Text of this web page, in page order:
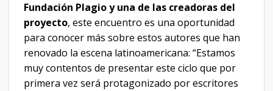
Fundación Plagio y una de las creadoras del
proyecto, este encuentro es una oportunidad
para conocer más sobre estos autores que han
renovado la escena latinoamericana: “Estamos
muy contentos de presentar este ciclo que por
primera vez será protagonizado por escritores